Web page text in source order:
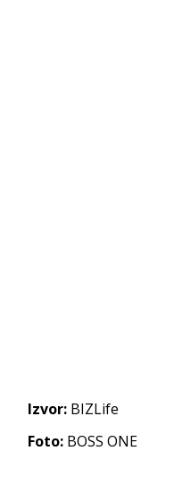
Izvor: BIZLife
Foto: BOSS ONE